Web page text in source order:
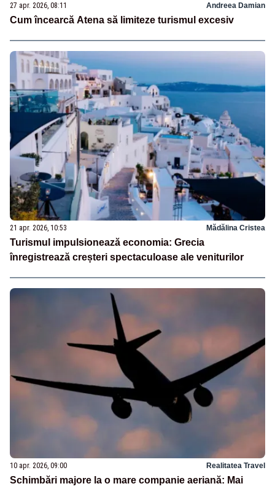
27 apr. 2026, 08:11 Andreea Damian
Cum încearcă Atena să limiteze turismul excesiv
21 apr. 2026, 10:53 Mădălina Cristea
Turismul impulsionează economia: Grecia
înregistrează creșteri spectaculoase ale veniturilor
10 apr. 2026, 09:00 Realitatea Travel
Schimbări majore la o mare companie aeriană: Mai